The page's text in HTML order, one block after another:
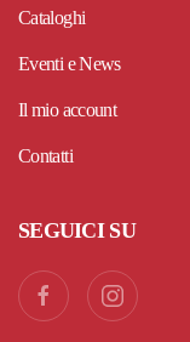
Cataloghi
Eventi e News
Il mio account
Contatti
SEGUICI SU